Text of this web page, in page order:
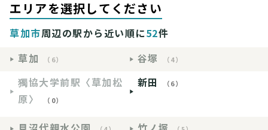
エリアを選択してください
草加市周辺の駅から近い順に52件
草加
（6） 谷塚 （4）
獨協大学前駅〈草加松
原〉
（0）
新田 （6）